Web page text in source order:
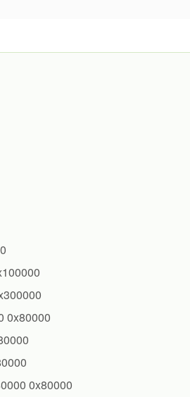
0x80000
0x80000